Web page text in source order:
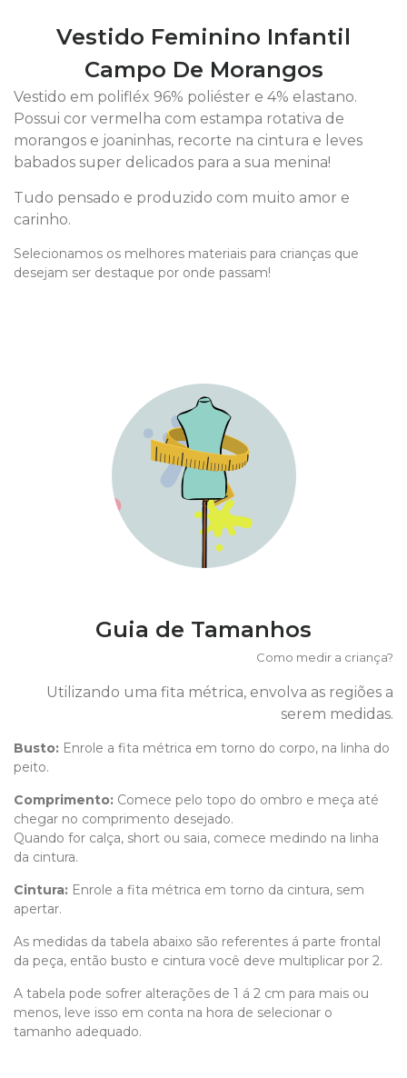
Vestido Feminino Infantil
Campo De Morangos
Vestido em polifléx 96% poliéster e 4% elastano.
Possui cor vermelha com estampa rotativa de
morangos e joaninhas, recorte na cintura e leves
babados super delicados para a sua menina!
Tudo pensado e produzido com muito amor e
carinho.
Selecionamos os melhores materiais para crianças que
desejam ser destaque por onde passam!
Guia de Tamanhos
Como medir a criança?
Utilizando uma fita métrica, envolva as regiões a
serem medidas.
Busto: Enrole a fita métrica em torno do corpo, na linha do
peito.
Comprimento: Comece pelo topo do ombro e meça até
chegar no comprimento desejado.
Quando for calça, short ou saia, comece medindo na linha
da cintura.
Cintura: Enrole a fita métrica em torno da cintura, sem
apertar.
As medidas da tabela abaixo são referentes á parte frontal
da peça, então busto e cintura você deve multiplicar por 2.
A tabela pode sofrer alterações de 1 á 2 cm para mais ou
menos, leve isso em conta na hora de selecionar o
tamanho adequado.